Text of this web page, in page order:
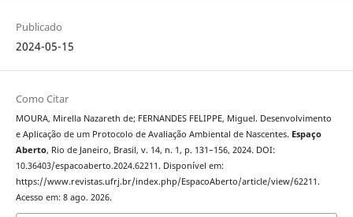
Publicado
2024-05-15
Como Citar
MOURA, Mirella Nazareth de; FERNANDES FELIPPE, Miguel. Desenvolvimento
e Aplicação de um Protocolo de Avaliação Ambiental de Nascentes. Espaço
Aberto, Rio de Janeiro, Brasil, v. 14, n. 1, p. 131–156, 2024. DOI:
10.36403/espacoaberto.2024.62211. Disponível em:
https://www.revistas.ufrj.br/index.php/EspacoAberto/article/view/62211.
Acesso em: 8 ago. 2026.